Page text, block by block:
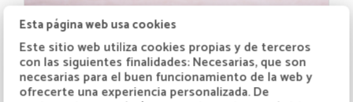
Esta página web usa cookies
Este sitio web utiliza cookies propias y de terceros
con las siguientes finalidades: Necesarias, que son
necesarias para el buen funcionamiento de la web y
ofrecerte una experiencia personalizada. De